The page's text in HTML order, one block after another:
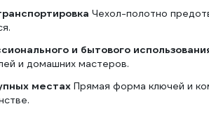
Чехол-полотно
и бытового
и домашних мастеров.
местах Прямая форма ключей и